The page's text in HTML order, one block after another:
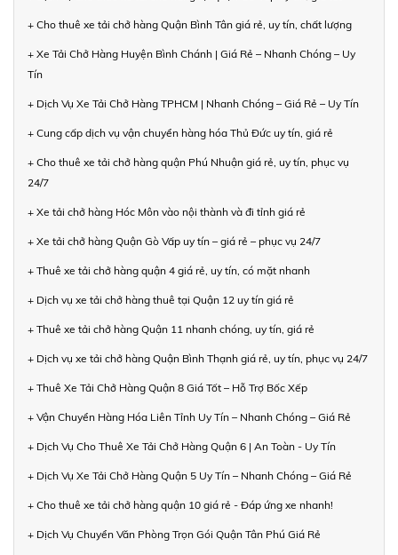
+ Cho thuê xe tải chở hàng Quận Bình Tân giá rẻ, uy tín, chất lượng
+ Xe Tải Chở Hàng Huyện Bình Chánh | Giá Rẻ – Nhanh Chóng – Uy
Tín
+ Dịch Vụ Xe Tải Chở Hàng TPHCM | Nhanh Chóng – Giá Rẻ – Uy Tín
+ Cung cấp dịch vụ vận chuyển hàng hóa Thủ Đức uy tín, giá rẻ
+ Cho thuê xe tải chở hàng quận Phú Nhuận giá rẻ, uy tín, phục vụ
24/7
+ Xe tải chở hàng Hóc Môn vào nội thành và đi tỉnh giá rẻ
+ Xe tải chở hàng Quận Gò Vấp uy tín – giá rẻ – phục vụ 24/7
+ Thuê xe tải chở hàng quận 4 giá rẻ, uy tín, có mặt nhanh
+ Dịch vụ xe tải chở hàng thuê tại Quận 12 uy tín giá rẻ
+ Thuê xe tải chở hàng Quận 11 nhanh chóng, uy tín, giá rẻ
+ Dịch vụ xe tải chở hàng Quận Bình Thạnh giá rẻ, uy tín, phục vụ 24/7
+ Thuê Xe Tải Chở Hàng Quận 8 Giá Tốt – Hỗ Trợ Bốc Xếp
+ Vận Chuyển Hàng Hóa Liên Tỉnh Uy Tín – Nhanh Chóng – Giá Rẻ
+ Dịch Vụ Cho Thuê Xe Tải Chở Hàng Quận 6 | An Toàn - Uy Tín
+ Dịch Vụ Xe Tải Chở Hàng Quận 5 Uy Tín – Nhanh Chóng – Giá Rẻ
+ Cho thuê xe tải chở hàng quận 10 giá rẻ - Đáp ứng xe nhanh!
+ Dịch Vụ Chuyển Văn Phòng Trọn Gói Quận Tân Phú Giá Rẻ